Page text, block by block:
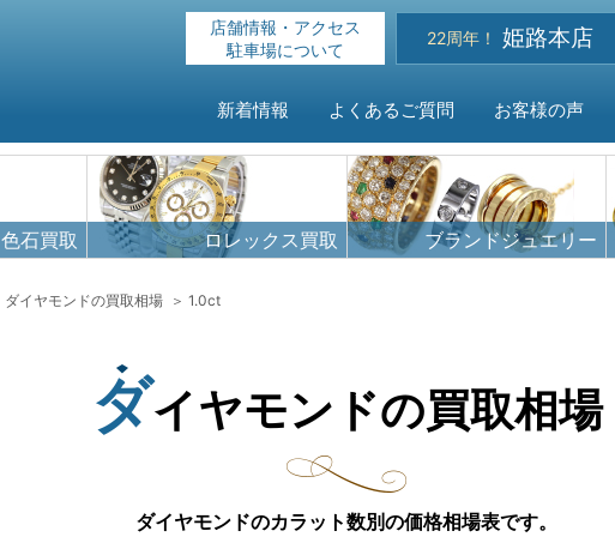
HOME
お客様の
店舗情報
新着情報 よくあるご質問 お客様の声
店舗情報・アクセス
駐車場について
22周年！ 姫路本店
色石買取 ロレックス買取 ブランドジュエリー
ダイヤモンドの買取相場 1.0ct
ダイヤモンドの買取相場
ダイヤモンドのカラット数別の価格相場表です。